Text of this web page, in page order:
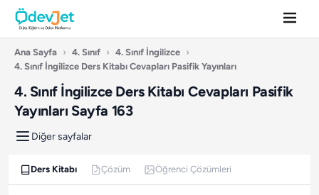
Ana Sayfa › 4. Sınıf › 4. Sınıf İngilizce ›
4. Sınıf İngilizce Ders Kitabı Cevapları Pasifik Yayınları
4. Sınıf İngilizce Ders Kitabı Cevapları Pasifik
Yayınları Sayfa 163
Diğer sayfalar
Ders Kitabı Çözüm Öğrenci Çözümleri